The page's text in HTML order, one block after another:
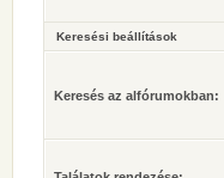
Keresési beállítások
Keresés az alfórumokban: